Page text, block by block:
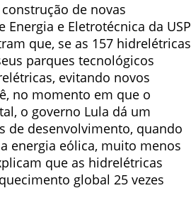
de novas
e Eletrotécnica da USP
que, se as 157 hidrelétricas
parques tecnológicos
evitando novos
no momento em que o
o governo Lula dá um
de desenvolvimento, quando
energia eólica, muito menos
que as hidrelétricas
global 25 vezes